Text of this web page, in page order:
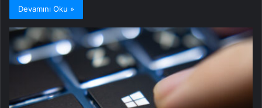
Devamını Oku »